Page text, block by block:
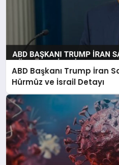
ABD Başkanı Trump İran
Hürmüz ve İsrail Detayı